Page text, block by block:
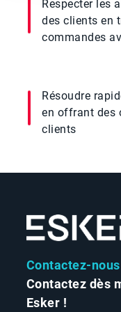
Respecter les
des clients en
commandes
Résoudre
en offrant des
clients
Contactez-nous
Contactez dès
Esker !